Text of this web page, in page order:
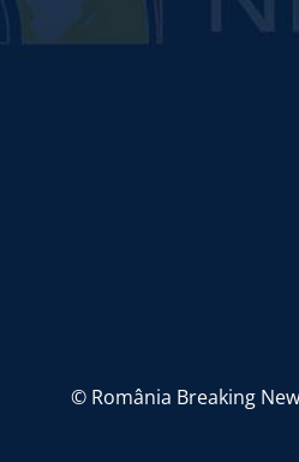
© România Breaking